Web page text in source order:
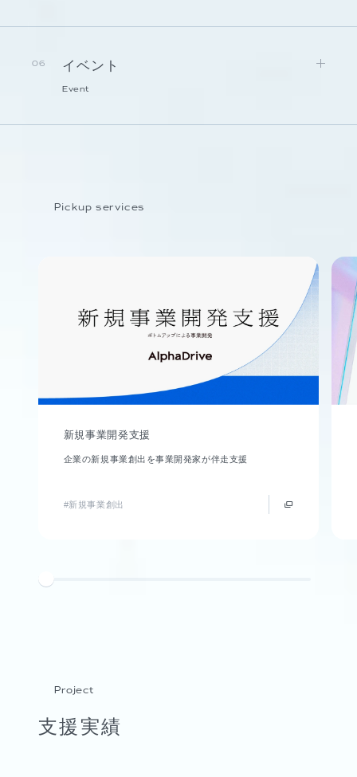
06 イベント
Event
Pickup services
新規事業開発支援
企業の新規事業創出を事業開発家が伴走支援
#新規事業創出
Project
支援実績